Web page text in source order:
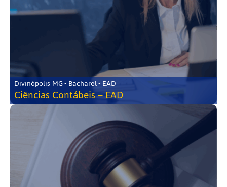
Divinópolis-MG • Bacharel • EAD
Ciências Contábeis – EAD